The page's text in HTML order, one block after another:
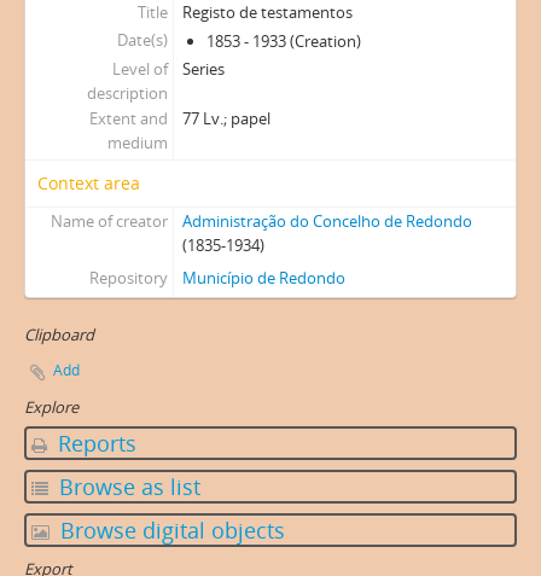
Title
Registo de testamentos
Date(s)
1853 - 1933 (Creation)
Level of
description
Series
Extent and
medium
77 Lv.; papel
Context area
Name of creator
Administração do Concelho de Redondo
(1835-1934)
Repository
Município de Redondo
Clipboard
Add
Explore
Reports
Browse as list
Browse digital objects
Export